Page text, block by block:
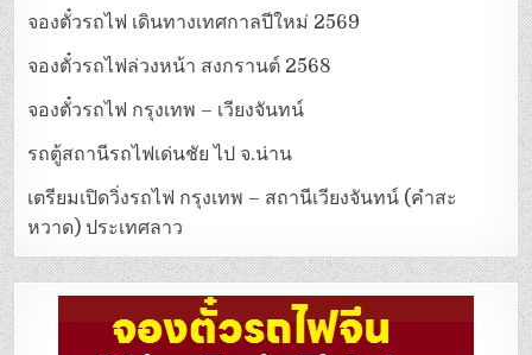
จองตั๋วรถไฟ เดินทางเทศกาลปีใหม่ 2569
จองตั๋วรถไฟล่วงหน้า สงกรานต์ 2568
จองตั๋วรถไฟ กรุงเทพ – เวียงจันทน์
รถตู้สถานีรถไฟเด่นชัย ไป จ.น่าน
เตรียมเปิดวิ่งรถไฟ กรุงเทพ – สถานีเวียงจันทน์ (คำสะ
หวาด) ประเทศลาว